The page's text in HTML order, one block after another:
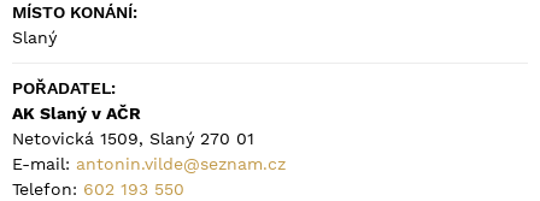
MÍSTO KONÁNÍ:
Slaný
POŘADATEL:
AK Slaný v AČR
Netovická 1509, Slaný 270 01
E-mail: antonin.vilde@seznam.cz
Telefon: 602 193 550